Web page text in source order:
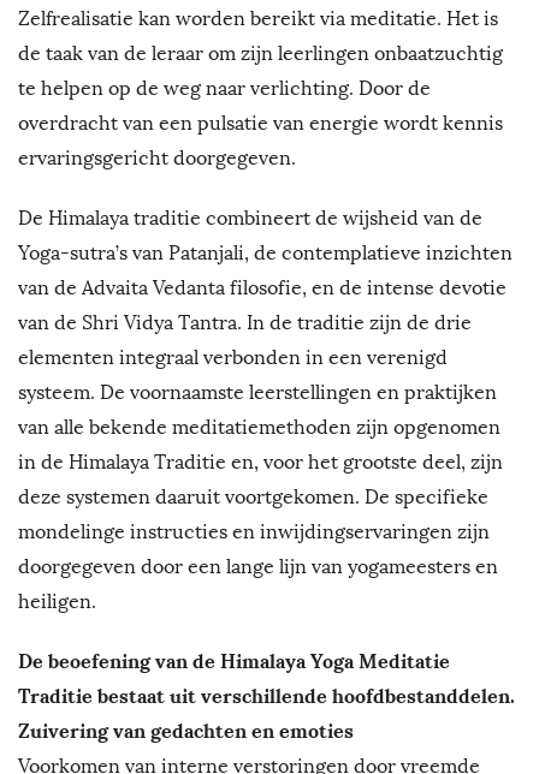
g
P
h
Zelfrealisatie kan worden bereikt via meditatie. Het is
de taak van de leraar om zijn leerlingen onbaatzuchtig
te helpen op de weg naar verlichting. Door de
overdracht van een pulsatie van energie wordt kennis
ervaringsgericht doorgegeven.
De Himalaya traditie combineert de wijsheid van de
Yoga-sutra’s van Patanjali, de contemplatieve inzichten
van de Advaita Vedanta filosofie, en de intense devotie
van de Shri Vidya Tantra. In de traditie zijn de drie
elementen integraal verbonden in een verenigd
systeem. De voornaamste leerstellingen en praktijken
van alle bekende meditatiemethoden zijn opgenomen
in de Himalaya Traditie en, voor het grootste deel, zijn
deze systemen daaruit voortgekomen. De specifieke
mondelinge instructies en inwijdingservaringen zijn
doorgegeven door een lange lijn van yogameesters en
heiligen.
De beoefening van de Himalaya Yoga Meditatie
Traditie bestaat uit verschillende hoofdbestanddelen.
Zuivering van gedachten en emoties
Voorkomen van interne verstoringen door vreemde